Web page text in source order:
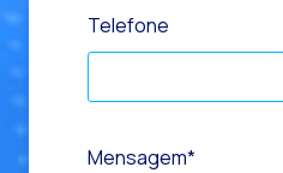
Telefone
Mensagem*